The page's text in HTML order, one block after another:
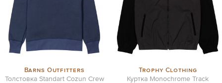
Barns Outfitters
Толстовка Standart Cozun Crew
Trophy Clothing
Куртка Monochrome Track